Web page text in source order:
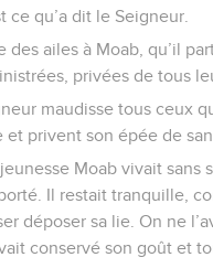
ce qu’a dit le Seigneur.
des ailes à Moab, qu’il
privées de tous
maudisse tous ceux
et privent son épée de
Moab vivait sans
Il restait tranquille,
déposer sa lie. On ne
conservé son goût et